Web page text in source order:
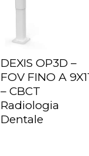
LEGGI TUTTO
DEXIS OP3D –
FOV FINO A
– CBCT
Radiologia
Dentale